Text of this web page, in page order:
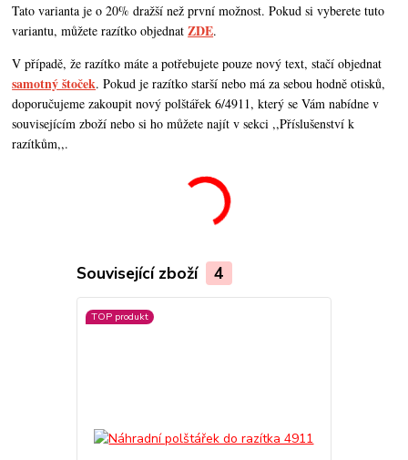
Tato varianta je o 20% dražší než první možnost. Pokud si vyberete tuto
variantu, můžete razítko objednatZDE.
V případě, že razítko máte a potřebujete pouze nový text, stačí objednat
samotný štoček. Pokud je razítko starší nebo má za sebou hodně otisků,
doporučujeme zakoupit nový polštářek 6/4911, který se Vám nabídne v
souvisejícím zboží nebo si ho můžete najít v sekci ,,Příslušenství k
razítkům,,.
Související zboží 4
TOP produkt